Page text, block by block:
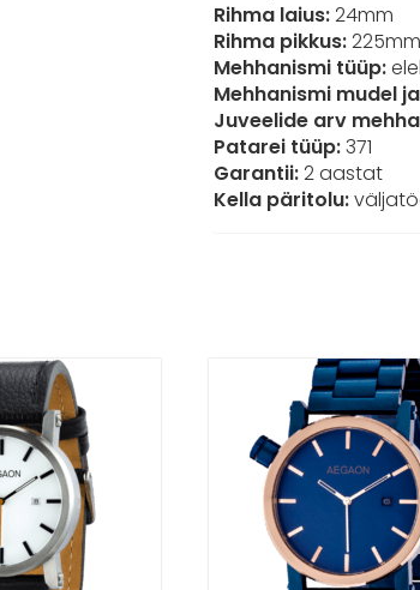
Rihma laius:24mm
Rihma pikkus:225mm
Mehhanismi tüüp:
Mehhanismi mudel
Juveelide arv
Patarei tüüp:371
Garantii:2 aastat
Kella päritolu: